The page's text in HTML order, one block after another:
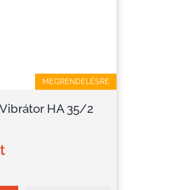
MEGRENDELÉSRE
HA 35/2